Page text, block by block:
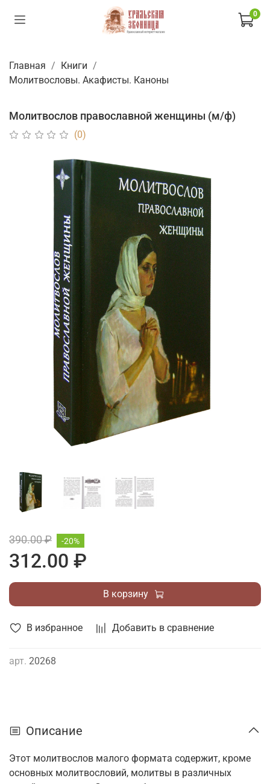
0
Главная
Книги
Молитвословы. Акафисты. Каноны
Молитвослов православной женщины (м/ф)
(0)
В избранное Добавить в сравнение
арт. 20268
390.00 ₽
312.00 ₽
-20%
В корзину
Описание
Этот молитвослов малого формата содержит, кроме
основных молитвословий, молитвы в различных